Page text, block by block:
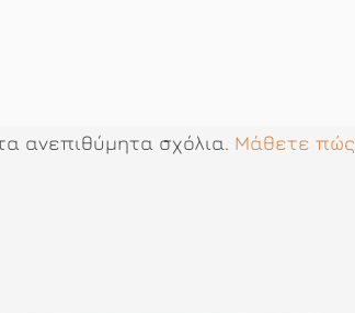
ανεπιθύμητα σχόλια. Μάθετε πώς